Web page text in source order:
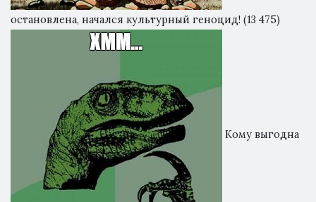
остановлена, начался культурный геноцид! (13 475)
Кому выгодна